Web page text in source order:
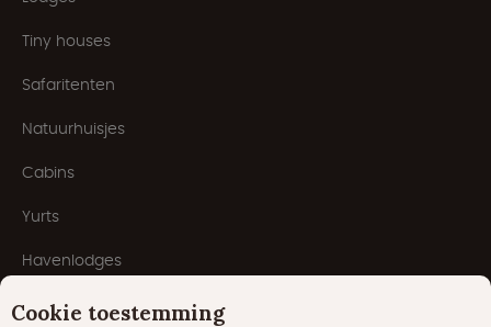
Tiny houses
Safaritenten
Natuurhuisjes
Cabins
Yurts
Havenlodges
Pods
Cookie toestemming